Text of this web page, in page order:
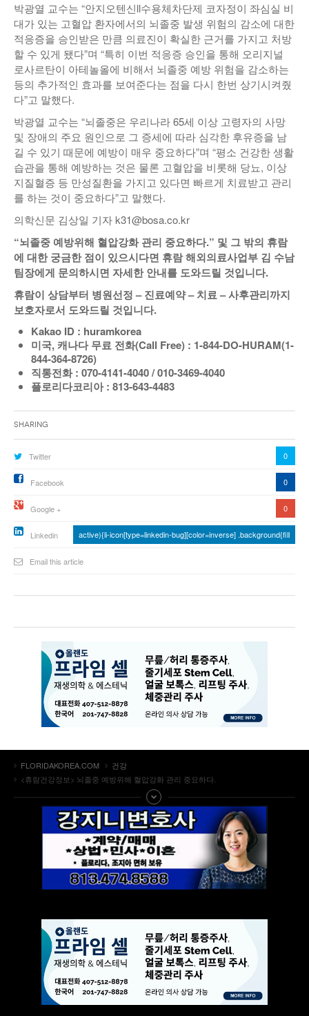
박광열 교수는 “안지오텐신ll수용체차단제 코자정이 좌심실 비
대가 있는 고혈압 환자에서의 뇌졸중 발생 위험의 감소에 대한
적응증을 승인받은 만큼 의료진이 확실한 근거를 가지고 처방
할 수 있게 됐다”며 “특히 이번 적응증 승인을 통해 오리지널
로사르탄이 아테놀올에 비해서 뇌졸중 예방 위험을 감소하는
등의 추가적인 효과를 보여준다는 점을 다시 한번 상기시켜줬
다”고 말했다.
박광열 교수는 “뇌졸중은 우리나라 65세 이상 고령자의 사망
및 장애의 주요 원인으로 그 증세에 따라 심각한 후유증을 남
길 수 있기 때문에 예방이 매우 중요하다”며 “평소 건강한 생활
습관을 통해 예방하는 것은 물론 고혈압을 비롯해 당뇨, 이상
지질혈증 등 만성질환을 가지고 있다면 빠르게 치료받고 관리
를 하는 것이 중요하다”고 말했다.
의학신문 김상일 기자 k31@bosa.co.kr
“뇌졸중 예방위해 혈압강화 관리 중요하다.” 및 그 밖의 휴람
에 대한 궁금한 점이 있으시다면 휴람 해외의료사업부 김 수남
팀장에게 문의하시면 자세한 안내를 도와드릴 것입니다.
휴람이 상담부터 병원선정 –진료예약–치료–사후관리까지
보호자로서 도와드릴 것입니다.
Kakao ID : huramkorea
미국,캐나다 무료 전화(Call Free) : 1-844-DO-HURAM(1-
844-364-8726)
직통전화: 070-4141-4040 / 010-3469-4040
플로리다코리아: 813-643-4483
Sharing
Twitter 0
Facebook 0
Google + 0
Linkedin active){li-icon[type=linkedin-bug][color=inverse] .background{fill
Email this article
FLORIDAKOREA.COM
건강
<휴람건강정보> 뇌졸중 예방위해 혈압강화 관리 중요하다.